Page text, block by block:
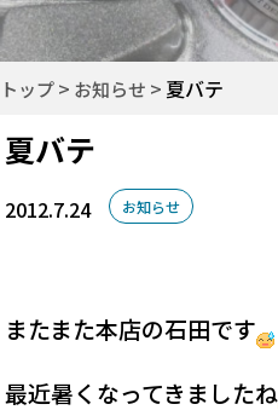
トップ お知らせ 夏バテ
夏バテ
2012.7.24 お知らせ
またまた本店の石田です
最近暑くなってきましたね